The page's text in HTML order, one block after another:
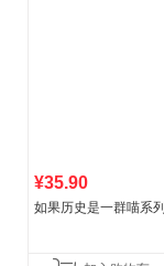
¥35.90
如果历史是一群喵系列